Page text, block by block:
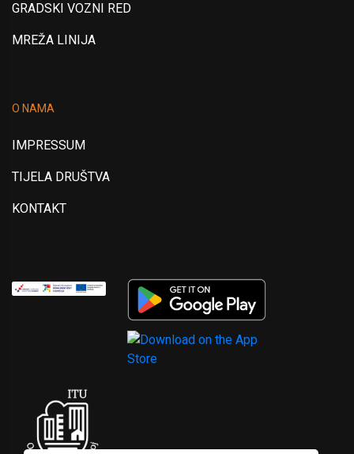
GRADSKI VOZNI RED
MREŽA LINIJA
O NAMA
IMPRESSUM
TIJELA DRUŠTVA
KONTAKT